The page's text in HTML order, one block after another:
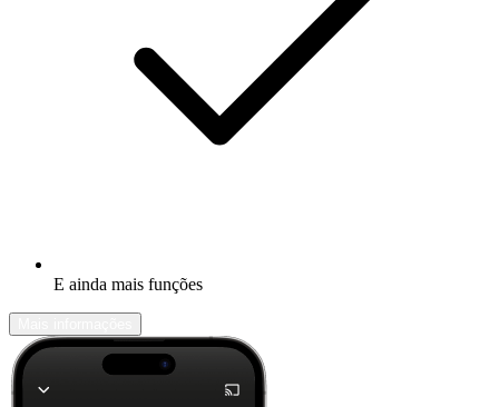
E ainda mais funções